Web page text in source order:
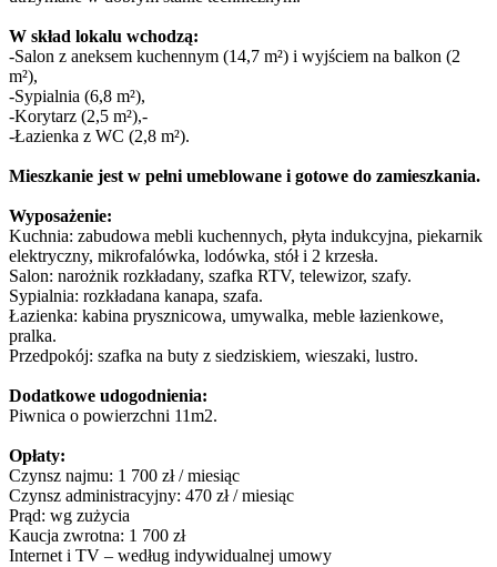
W skład lokalu wchodzą:
-Salon z aneksem kuchennym (14,7 m²) i wyjściem na balkon (2
m²),
-Sypialnia (6,8 m²),
-Korytarz (2,5 m²),-
-Łazienka z WC (2,8 m²).
Mieszkanie jest w pełni umeblowane i gotowe do zamieszkania.
Wyposażenie:
Kuchnia: zabudowa mebli kuchennych, płyta indukcyjna, piekarnik
elektryczny, mikrofalówka, lodówka, stół i 2 krzesła.
Salon: narożnik rozkładany, szafka RTV, telewizor, szafy.
Sypialnia: rozkładana kanapa, szafa.
Łazienka: kabina prysznicowa, umywalka, meble łazienkowe,
pralka.
Przedpokój: szafka na buty z siedziskiem, wieszaki, lustro.
Dodatkowe udogodnienia:
Piwnica o powierzchni 11m2.
Opłaty:
Czynsz najmu: 1 700 zł / miesiąc
Czynsz administracyjny: 470 zł / miesiąc
Prąd: wg zużycia
Kaucja zwrotna: 1 700 zł
Internet i TV – według indywidualnej umowy